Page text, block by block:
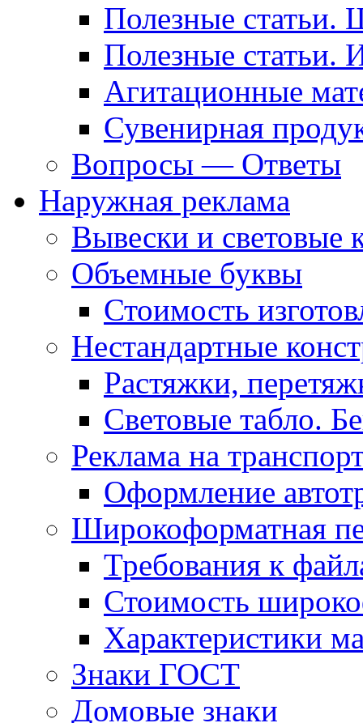
Полезные статьи.
Полезные статьи.
Агитационные
Сувенирная
Вопросы — Ответы
Наружная реклама
Вывески и световые
Объемные буквы
Стоимость
Нестандартные
Растяжки,
Световые табло.
Реклама на
Оформление
Широкоформатная
Требования к
Стоимость
Характеристики
Знаки ГОСТ
Домовые знаки